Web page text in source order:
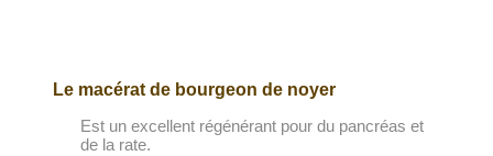
Le macérat de bourgeon de noyer
Est un excellent régénérant pour du pancréas et
de la rate.